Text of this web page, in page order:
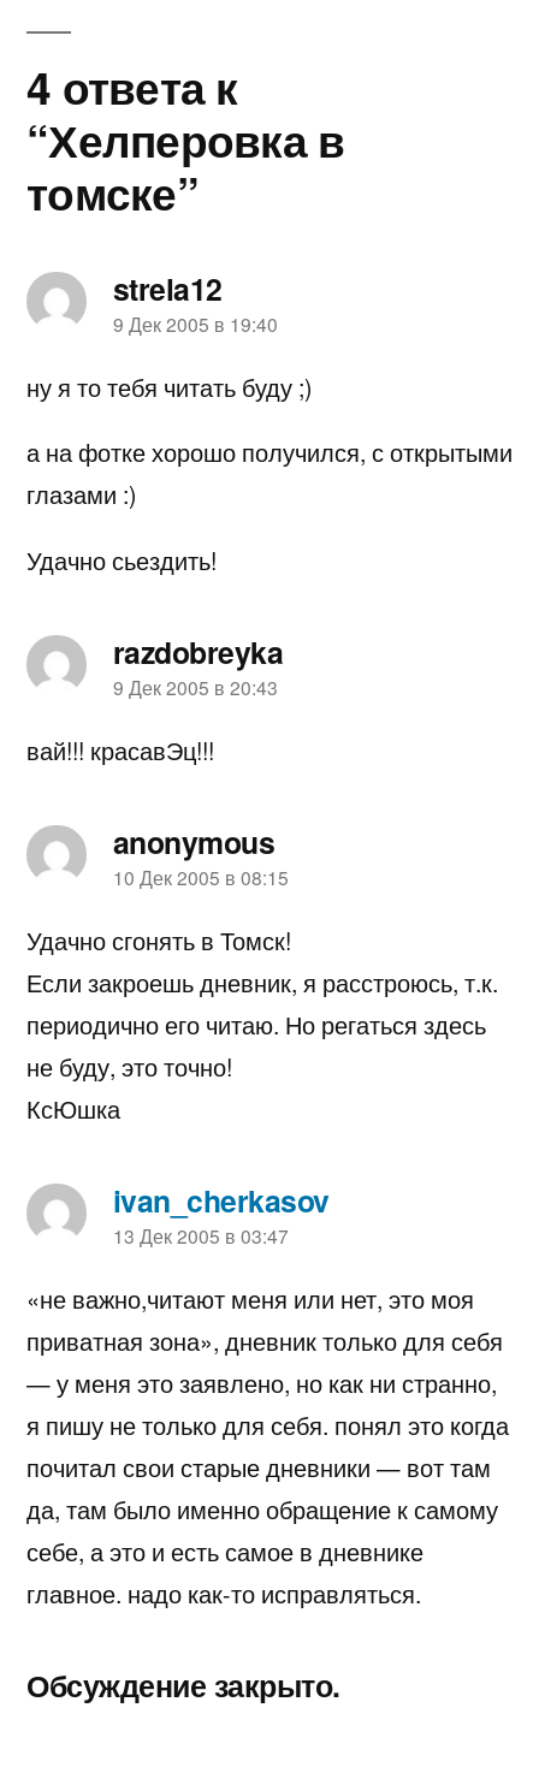
4 ответа к
“Хелперовка в
томске”
strela12
пишет:
9 Дек 2005 в 19:40
ну я то тебя читать буду ;)
а на фотке хорошо получился, с открытыми
глазами :)
Удачно сьездить!
razdobreyka
пишет:
9 Дек 2005 в 20:43
вай!!! красавЭц!!!
anonymous
пишет:
10 Дек 2005 в 08:15
Удачно сгонять в Томск!
Если закроешь дневник, я расстроюсь, т.к.
периодично его читаю. Но регаться здесь
не буду, это точно!
КсЮшка
ivan_cherkasov
пишет:
13 Дек 2005 в 03:47
«не важно,читают меня или нет, это моя
приватная зона», дневник только для себя
— у меня это заявлено, но как ни странно,
я пишу не только для себя. понял это когда
почитал свои старые дневники — вот там
да, там было именно обращение к самому
себе, а это и есть самое в дневнике
главное. надо как-то исправляться.
Обсуждение закрыто.